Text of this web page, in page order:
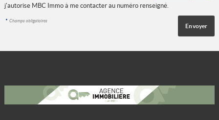
j'autorise MBC Immo à me contacter au numéro renseigné.
* Champs obligatoires